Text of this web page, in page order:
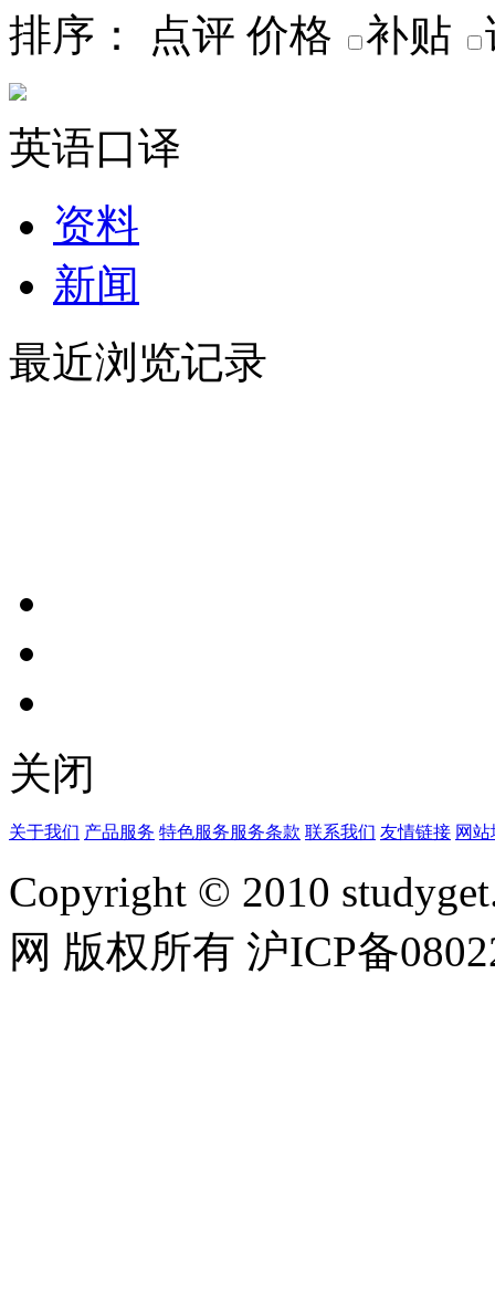
排序：
点评 价格 补贴
英语口译
资料
新闻
最近浏览记录
关闭
关于我们 产品服务 特色服务服务条款 联系我们 友情链接 网
Copyright © 2010
网 版权所有 沪ICP备